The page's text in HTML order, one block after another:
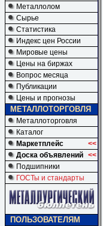
Металлолом
Сырье
Статистика
Индекс цен России
Мировые цены
Цены на биржах
Вопрос месяца
Публикации
Цены и прогнозы
МЕТАЛЛОТОРГОВЛЯ
Металлоторговля
Каталог
Маркетплейс
<<
Доска объявлений <<
Подшипники
ГОСТы и стандарты
ПОЛЬЗОВАТЕЛЯМ